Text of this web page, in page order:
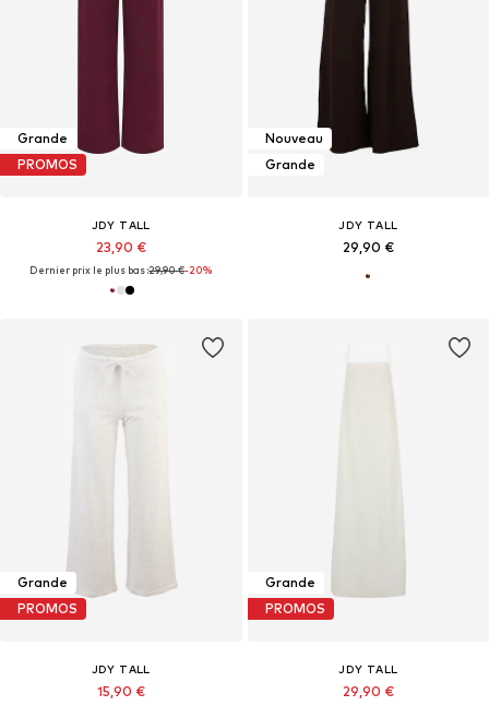
Grande
PROMOS
JDY TALL
23,90 €
Dernier prix le plus bas :29,90 €-20%
Nouveau
Grande
JDY TALL
29,90 €
Grande
PROMOS
JDY TALL
15,90 €
Grande
PROMOS
JDY TALL
29,90 €